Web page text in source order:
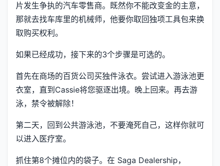
片发生争执的汽车零售商。既然你不能改变金的主意，
那就去找车库里的机械师，他要你取回独项工具包来换
取购买权利。
如果已经成功，接下来的3个步骤是可选的。
首先在商场的百货公司买独件泳衣。尝试进入游泳池更
衣室，直到Cassie将您驱逐出境。晚上回来。再去游
泳，禁令被解除！
第二天，回到公共游泳池，不要淹死自己，这样你就可
以进入医疗室。
抓住第8个摊位内的袋子。在 Saga Dealership，